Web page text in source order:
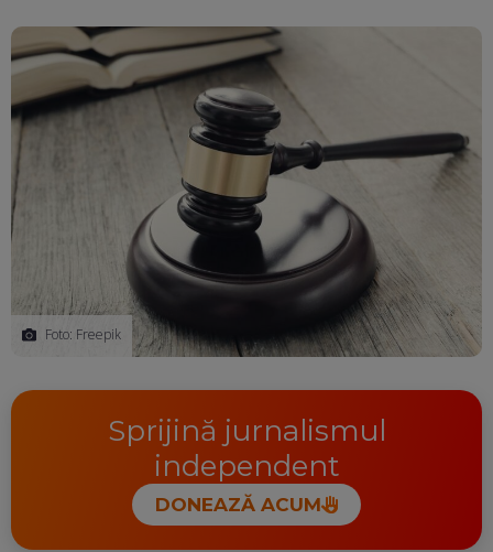
Foto: Freepik
Sprijină jurnalismul
independent
DONEAZĂ ACUM